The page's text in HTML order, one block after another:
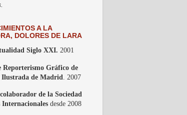
A LA
DOLORES DE LARA
Siglo XXI. 2001
Reporterismo Gráfico de
de Madrid . 2007
de la Sociedad
Internacionales desde 2008